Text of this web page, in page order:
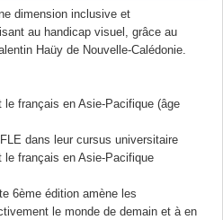
dimension inclusive et
au handicap visuel, grâce au
Haüy de Nouvelle-Calédonie.
le français en Asie-Pacifique (âge
dans leur cursus universitaire
le français en Asie-Pacifique
6ème édition amène les
le monde de demain et à en